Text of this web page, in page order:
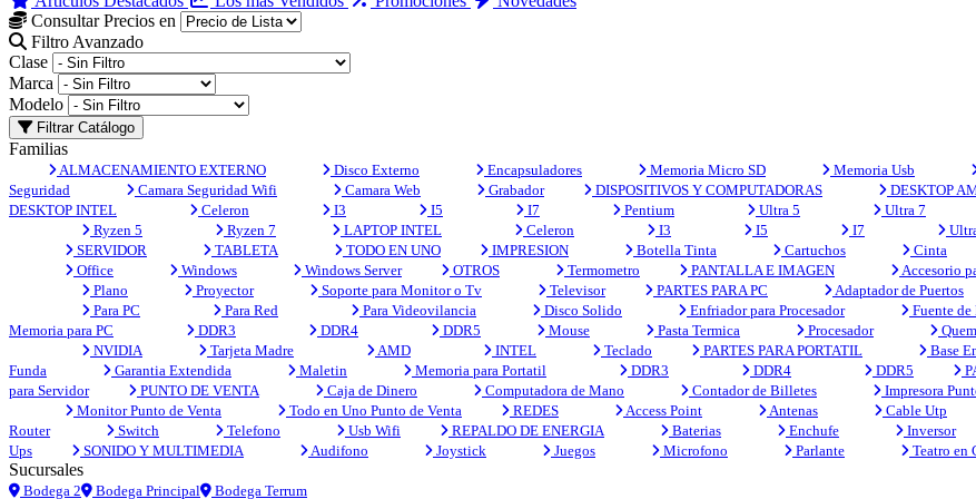
Consultar Precios en
Filtro Avanzado
Clase
Marca
Modelo
Filtrar Catálogo
Familias
ALMACENAMIENTO EXTERNO Disco Externo Encapsuladores Memoria Micro SD Memoria Usb
Seguridad
Camara Seguridad Wifi Camara Web Grabador DISPOSITIVOS Y COMPUTADORAS DESKTOP
DESKTOP INTEL
Celeron I3 I5 I7 Pentium Ultra 5 Ultra 7
Ryzen 5
Ryzen 7 LAPTOP INTEL Celeron I3 I5 I7
SERVIDOR
TABLETA TODO EN UNO IMPRESION Botella Tinta Cartuchos Cinta
Office
Windows Windows Server OTROS Termometro PANTALLA E IMAGEN Accesorio
Plano
Proyector Soporte para Monitor o Tv Televisor PARTES PARA PC Adaptador de Puertos
Para PC
Para Red Para Videovilancia Disco Solido Enfriador para Procesador Fuente de
Memoria para PC
DDR3 DDR4 DDR5 Mouse Pasta Termica Procesador
NVIDIA
Tarjeta Madre AMD INTEL Teclado PARTES PARA PORTATIL Base
Funda
Garantia Extendida Maletin Memoria para Portatil DDR3 DDR4 DDR5
para Servidor
PUNTO DE VENTA Caja de Dinero Computadora de Mano Contador de Billetes Impresora
Monitor Punto de Venta
Todo en Uno Punto de Venta REDES Access Point Antenas Cable Utp
Router
Switch Telefono Usb Wifi REPALDO DE ENERGIA Baterias Enchufe Inversor
Ups
SONIDO Y MULTIMEDIA Audifono Joystick Juegos Microfono Parlante Teatro en
Sucursales
Bodega 2 Bodega Principal Bodega Terrum